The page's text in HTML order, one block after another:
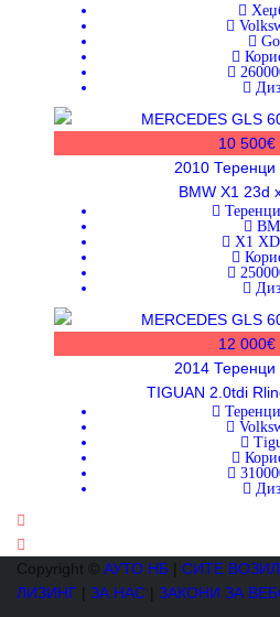
10 500€
2010 Теренци
BMW X1 23d
X1
12 000€
2014 Теренци
TIGUAN 2.0tdi
Copyright © АУТО НБ СИТЕ
ЛИЗИНГ
ЗА НАС ЗАКОНИ ЗА